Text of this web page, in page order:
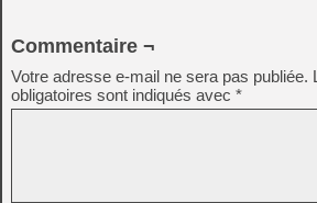
Commentaire ¬
Votre adresse e-mail ne sera pas publiée.
obligatoires sont indiqués avec *